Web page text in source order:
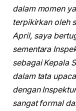
dalam momen
terpikirkan oleh
April, saya
sementara
sebagai Kepala
dalam tata
dengan
sangat formal